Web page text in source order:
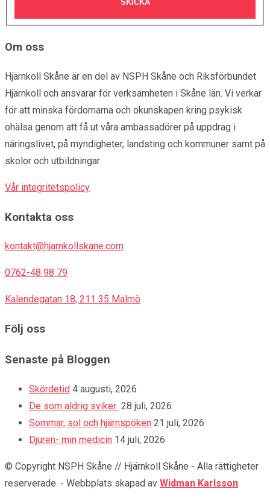
SKICKA
Om oss
Hjärnkoll Skåne är en del av NSPH Skåne och Riksförbundet
Hjärnkoll och ansvarar för verksamheten i Skåne län. Vi verkar
för att minska fördomarna och okunskapen kring psykisk
ohälsa genom att få ut våra ambassadörer på uppdrag i
näringslivet, på myndigheter, landsting och kommuner samt på
skolor och utbildningar.
Vår integritetspolicy
Kontakta oss
kontakt@hjarnkollskane.com
0762-48 98 79
Kalendegatan 18, 211 35 Malmö
Följ oss
Senaste på Bloggen
Skördetid 4 augusti, 2026
De som aldrig sviker 28 juli, 2026
Sommar, sol och hjärnspöken 21 juli, 2026
Djuren- min medicin 14 juli, 2026
© Copyright NSPH Skåne // Hjärnkoll Skåne - Alla rättigheter
reserverade. - Webbplats skapad av Widman Karlsson